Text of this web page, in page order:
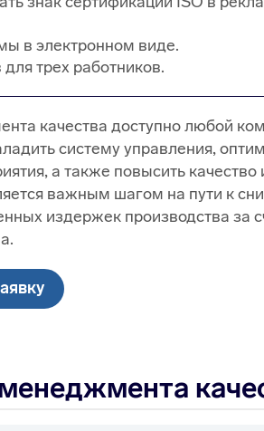
в электронном виде.
трех работников.
качества доступно любой
систему управления,
а также повысить качество
важным шагом на пути к
издержек производства за